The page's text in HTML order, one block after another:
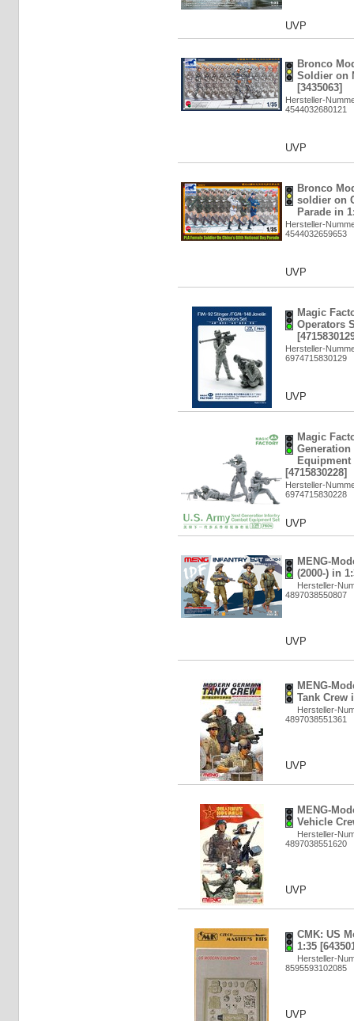
UVP
Bronco
Soldier on
[3435063]
Hersteller-
4544032680121
UVP
Bronco
soldier on
Parade in
Hersteller-
4544032659653
UVP
Magic
Operators
Hersteller-
6974715830129
UVP
Magic
Equipment
[4715830228]
Hersteller-
6974715830228
UVP
MENG-
(2000-) in
Hersteller-
4897038550807
UVP
MENG-
Tank Crew
Hersteller-
4897038551361
UVP
MENG-
Vehicle
Hersteller-
4897038551620
UVP
CMK: US
1:35
Hersteller-
8595593102085
UVP